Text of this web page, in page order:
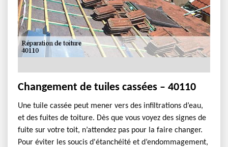
Changement de tuiles cassées – 40110
Une tuile cassée peut mener vers des infiltrations d’eau,
et des fuites de toiture. Dès que vous voyez des signes de
fuite sur votre toit, n’attendez pas pour la faire changer.
Pour éviter les soucis d'étanchéité et d’endommagement,